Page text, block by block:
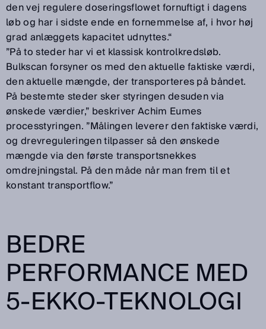
den vej regulere doseringsflowet fornuftigt i dagens
løb og har i sidste ende en fornemmelse af, i hvor høj
grad anlæggets kapacitet udnyttes.“
”På to steder har vi et klassisk kontrolkredsløb.
Bulkscan forsyner os med den aktuelle faktiske værdi,
den aktuelle mængde, der transporteres på båndet.
På bestemte steder sker styringen desuden via
ønskede værdier,” beskriver Achim Eumes
processtyringen. ”Målingen leverer den faktiske værdi,
og drevreguleringen tilpasser så den ønskede
mængde via den første transportsnekkes
omdrejningstal. På den måde når man frem til et
konstant transportflow.”
BEDRE
PERFORMANCE MED
5-EKKO-TEKNOLOGI